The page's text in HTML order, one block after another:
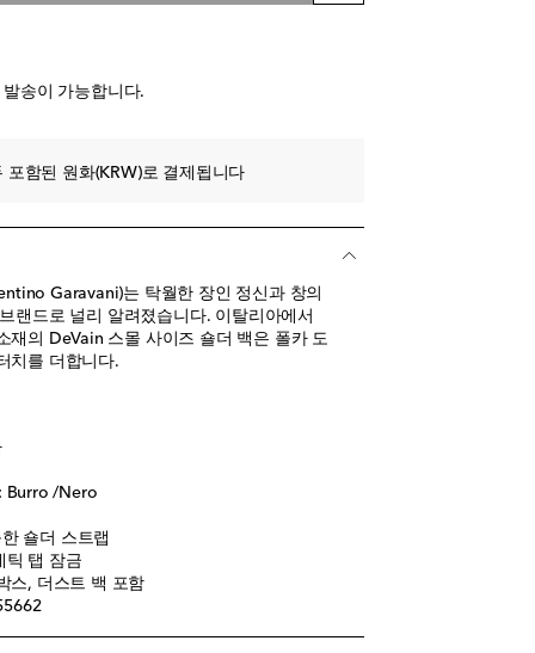
송이 가능합니다.
포함된 원화(KRW)로 결제됩니다
Garavani)는 탁월한 장인 정신과 창의
랜드로 널리 알려졌습니다. 이탈리아에서
재의 DeVain 스몰 사이즈 숄더 백은 폴카 도
치를 더합니다.
Burro /Nero
숄더 스트랩
틱 탭 잠금
스, 더스트 백 포함